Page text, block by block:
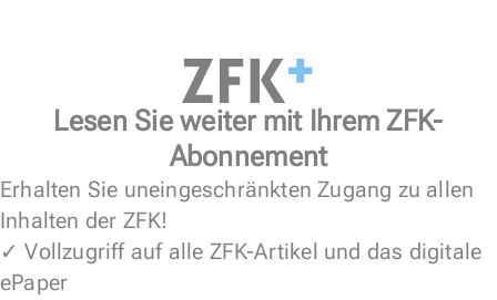
Lesen Sie weiter mit Ihrem ZFK-
Abonnement
Erhalten Sie uneingeschränkten Zugang zu allen
Inhalten der ZFK!
✓ Vollzugriff auf alle ZFK-Artikel und das digitale
ePaper